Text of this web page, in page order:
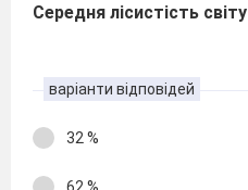
Середня лісистість
варіанти відповідей
32 %
62 %